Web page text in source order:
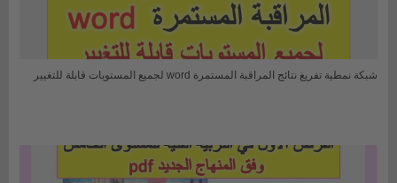
شبكة نمطية تفريغ نتائج المراقبة المستمرة word لجميع المستويات قابلة للتغيير